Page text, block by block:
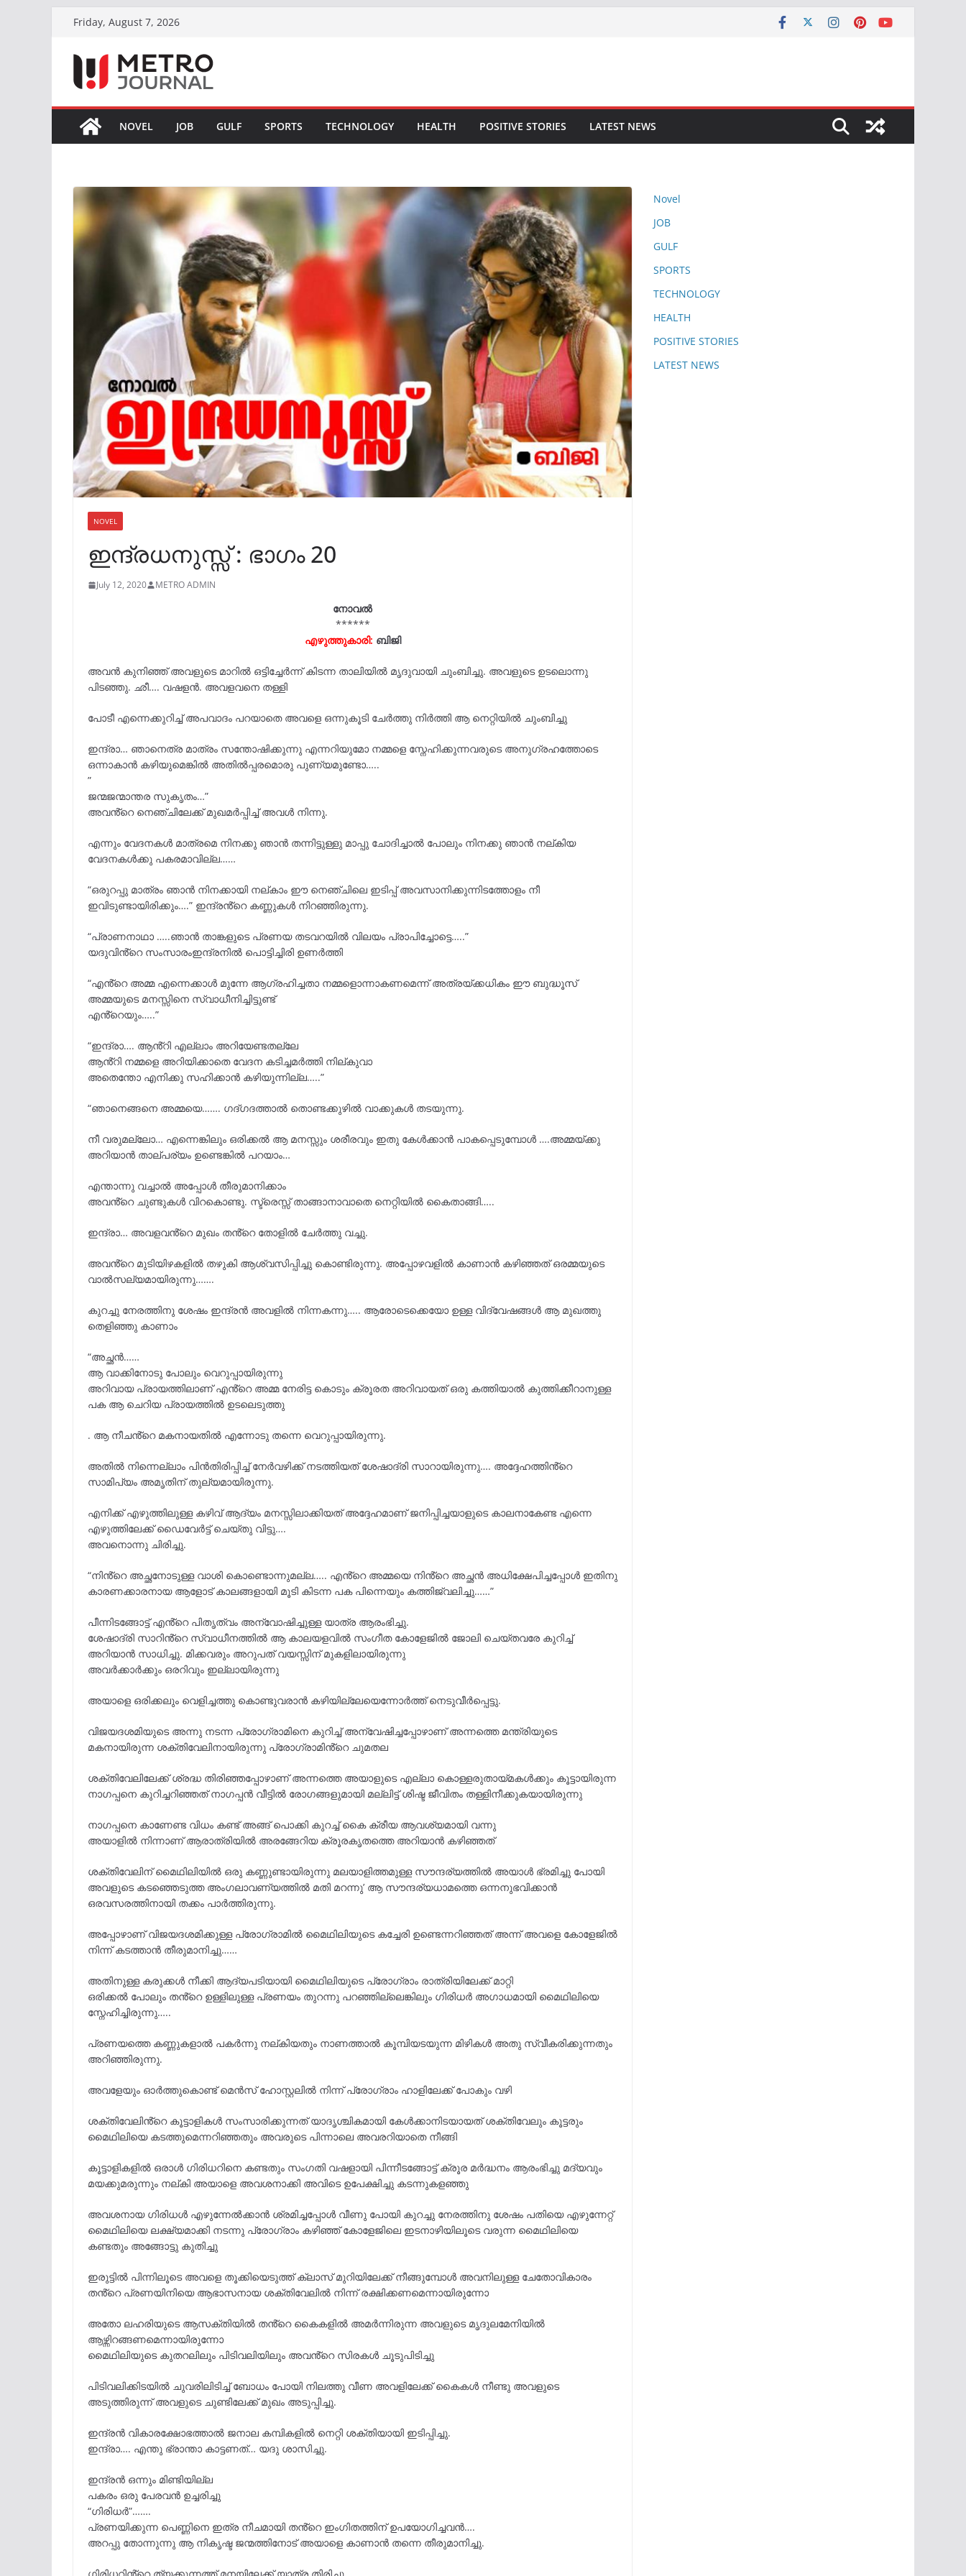
content
Friday, August 7, 2026
NOVEL JOB GULF SPORTS TECHNOLOGY HEALTH POSITIVE STORIES LATEST NEWS
NOVEL
ഇന്ദ്രധനുസ്സ് : ഭാഗം 20
July 12, 2020 METRO ADMIN
നോവൽ
******
എഴുത്തുകാരി: ബിജി
അവൻ കുനിഞ്ഞ് അവളുടെ മാറിൽ ഒട്ടിച്ചേർന്ന് കിടന്ന താലിയിൽ മൃദുവായി ചുംബിച്ചു. അവളുടെ ഉടലൊന്നു
പിടഞ്ഞു. ഛീ…. വഷളൻ. അവളവനെ തള്ളി
പോടീ എന്നെക്കുറിച്ച് അപവാദം പറയാതെ അവളെ ഒന്നുകൂടി ചേർത്തു നിർത്തി ആ നെറ്റിയിൽ ചുംബിച്ചു
ഇന്ദ്രാ… ഞാനെത്ര മാത്രം സന്തോഷിക്കുന്നു എന്നറിയുമോ നമ്മളെ സ്നേഹിക്കുന്നവരുടെ അനുഗ്രഹത്തോടെ
ഒന്നാകാൻ കഴിയുമെങ്കിൽ അതിൽപ്പരമൊരു പുണ്യമുണ്ടോ…..
”
ജന്മജന്മാന്തര സുകൃതം…”
അവൻ്റെ നെഞ്ചിലേക്ക് മുഖമർപ്പിച്ച് അവൾ നിന്നു.
എന്നും വേദനകൾ മാത്രമെ നിനക്കു ഞാൻ തന്നിട്ടുള്ളു മാപ്പു ചോദിച്ചാൽ പോലും നിനക്കു ഞാൻ നല്കിയ
വേദനകൾക്കു പകരമാവില്ല……
“ഒരുറപ്പു മാത്രം ഞാൻ നിനക്കായി നല്കാം ഈ നെഞ്ചിലെ ഇടിപ്പ് അവസാനിക്കുന്നിടത്തോളം നീ
ഇവിടുണ്ടായിരിക്കും….” ഇന്ദ്രൻ്റെ കണ്ണുകൾ നിറഞ്ഞിരുന്നു.
“പ്രാണനാഥാ …..ഞാൻ താങ്കളുടെ പ്രണയ തടവറയിൽ വിലയം പ്രാപിച്ചോട്ടെ…..”
യദുവിൻ്റെ സംസാരംഇന്ദ്രനിൽ പൊട്ടിച്ചിരി ഉണർത്തി
“എൻ്റെ അമ്മ എന്നെക്കാൾ മുന്നേ ആഗ്രഹിച്ചതാ നമ്മളൊന്നാകണമെന്ന് അത്രയ്ക്കധികം ഈ ബുദ്ധൂസ്
അമ്മയുടെ മനസ്സിനെ സ്വാധീനിച്ചിട്ടുണ്ട്
എൻ്റെയും…..”
“ഇന്ദ്രാ…. ആൻ്റി എല്ലാം അറിയേണ്ടതല്ലേ
ആൻ്റി നമ്മളെ അറിയിക്കാതെ വേദന കടിച്ചമർത്തി നില്കുവാ
അതെന്തോ എനിക്കു സഹിക്കാൻ കഴിയുന്നില്ല…..”
“ഞാനെങ്ങനെ അമ്മയെ……. ഗദ്ഗദത്താൽ തൊണ്ടക്കുഴിൽ വാക്കുകൾ തടയുന്നു.
നീ വരുമല്ലോ… എന്നെങ്കിലും ഒരിക്കൽ ആ മനസ്സും ശരീരവും ഇതു കേൾക്കാൻ പാകപ്പെടുമ്പോൾ ….അമ്മയ്ക്കു
അറിയാൻ താല്പര്യം ഉണ്ടെങ്കിൽ പറയാം…
എന്താന്നു വച്ചാൽ അപ്പോൾ തീരുമാനിക്കാം
അവൻ്റെ ചുണ്ടുകൾ വിറകൊണ്ടു. സ്ട്രെസ്സ് താങ്ങാനാവാതെ നെറ്റിയിൽ കൈതാങ്ങി…..
ഇന്ദ്രാ… അവളവൻ്റെ മുഖം തൻ്റെ തോളിൽ ചേർത്തു വച്ചു.
അവൻ്റെ മുടിയിഴകളിൽ തഴുകി ആശ്വസിപ്പിച്ചു കൊണ്ടിരുന്നു. അപ്പോഴവളിൽ കാണാൻ കഴിഞ്ഞത് ഒരമ്മയുടെ
വാൽസല്യമായിരുന്നു…….
കുറച്ചു നേരത്തിനു ശേഷം ഇന്ദ്രൻ അവളിൽ നിന്നകന്നു….. ആരോടെക്കെയോ ഉള്ള വിദ്വേഷങ്ങൾ ആ മുഖത്തു
തെളിഞ്ഞു കാണാം
“അച്ഛൻ……
ആ വാക്കിനോടു പോലും വെറുപ്പായിരുന്നു
അറിവായ പ്രായത്തിലാണ് എൻ്റെ അമ്മ നേരിട്ട കൊടും ക്രൂരത അറിവായത് ഒരു കത്തിയാൽ കുത്തിക്കീറാനുള്ള
പക ആ ചെറിയ പ്രായത്തിൽ ഉടലെടുത്തു
. ആ നീചൻ്റെ മകനായതിൽ എന്നോടു തന്നെ വെറുപ്പായിരുന്നു.
അതിൽ നിന്നെല്ലാം പിൻതിരിപ്പിച്ച് നേർവഴിക്ക് നടത്തിയത് ശേഷാദ്രി സാറായിരുന്നു…. അദ്ദേഹത്തിൻ്റെ
സാമിപ്യം അമൃതിന് തുല്യമായിരുന്നു.
എനിക്ക് എഴുത്തിലുള്ള കഴിവ് ആദ്യം മനസ്സിലാക്കിയത് അദ്ദേഹമാണ് ജനിപ്പിച്ചയാളുടെ കാലനാകേണ്ട എന്നെ
എഴുത്തിലേക്ക് ഡൈവേർട്ട് ചെയ്തു വിട്ടു….
അവനൊന്നു ചിരിച്ചു.
“നിൻ്റെ അച്ഛനോടുള്ള വാശി കൊണ്ടൊന്നുമല്ല….. എൻ്റെ അമ്മയെ നിൻ്റെ അച്ഛൻ അധിക്ഷേപിച്ചപ്പോൾ ഇതിനു
കാരണക്കാരനായ ആളോട് കാലങ്ങളായി മൂടി കിടന്ന പക പിന്നെയും കത്തിജ്വലിച്ചു……”
പീന്നിടങ്ങോട്ട് എൻ്റെ പിതൃത്വം അന്വോഷിച്ചുള്ള യാത്ര ആരംഭിച്ചു.
ശേഷാദ്രി സാറിൻ്റെ സ്വാധീനത്തിൽ ആ കാലയളവിൽ സംഗീത കോളേജിൽ ജോലി ചെയ്തവരേ കുറിച്ച്
അറിയാൻ സാധിച്ചു. മിക്കവരും അറുപത് വയസ്സിന് മുകളിലായിരുന്നു
അവർക്കാർക്കും ഒരറിവും ഇല്ലായിരുന്നു
അയാളെ ഒരിക്കലും വെളിച്ചത്തു കൊണ്ടുവരാൻ കഴിയില്ലേയെന്നോർത്ത് നെടുവീർപ്പെട്ടു.
വിജയദശമിയുടെ അന്നു നടന്ന പ്രോഗ്രാമിനെ കുറിച്ച് അന്വേഷിച്ചപ്പോഴാണ് അന്നത്തെ മന്ത്രിയുടെ
മകനായിരുന്ന ശക്തിവേലിനായിരുന്നു പ്രോഗ്രാമിൻ്റെ ചുമതല
ശക്തിവേലിലേക്ക് ശ്രദ്ധ തിരിഞ്ഞപ്പോഴാണ് അന്നത്തെ അയാളുടെ എല്ലാ കൊള്ളരുതായ്മകൾക്കും കൂട്ടായിരുന്ന
നാഗപ്പനെ കുറിച്ചറിഞ്ഞത് നാഗപ്പൻ വീട്ടിൽ രോഗങ്ങളുമായി മല്ലിട്ട് ശിഷ്ട ജീവിതം തള്ളിനീക്കുകയായിരുന്നു
നാഗപ്പനെ കാണേണ്ട വിധം കണ്ട് അങ്ങ് പൊക്കി കുറച്ച് കൈ ക്രീയ ആവശ്യമായി വന്നു
അയാളിൽ നിന്നാണ് ആരാത്രിയിൽ അരങ്ങേറിയ ക്രൂരകൃതത്തെ അറിയാൻ കഴിഞ്ഞത്
ശക്തിവേലിന് മൈഥിലിയിൽ ഒരു കണ്ണുണ്ടായിരുന്നു മലയാളിത്തമുള്ള സൗന്ദര്യത്തിൽ അയാൾ ഭ്രമിച്ചു പോയി
അവളുടെ കടഞ്ഞെടുത്ത അംഗലാവണ്യത്തിൽ മതി മറന്നു’ ആ സൗന്ദര്യധാമത്തെ ഒന്നനുഭവിക്കാൻ
ഒരവസരത്തിനായി തക്കം പാർത്തിരുന്നു.
അപ്പോഴാണ് വിജയദശമിക്കുള്ള പ്രോഗ്രാമിൽ മൈഥിലിയുടെ കച്ചേരി ഉണ്ടെന്നറിഞ്ഞത് അന്ന് അവളെ കോളേജിൽ
നിന്ന് കടത്താൻ തീരുമാനിച്ചു……
അതിനുള്ള കരുക്കൾ നീക്കി ആദ്യപടിയായി മൈഥിലിയുടെ പ്രോഗ്രാം രാത്രിയിലേക്ക് മാറ്റി
ഒരിക്കൽ പോലും തൻ്റെ ഉള്ളിലുള്ള പ്രണയം തുറന്നു പറഞ്ഞില്ലെങ്കിലും ഗിരിധർ അഗാധമായി മൈഥിലിയെ
സ്നേഹിച്ചിരുന്നു…..
പ്രണയത്തെ കണ്ണുകളാൽ പകർന്നു നല്കിയതും നാണത്താൽ കൂമ്പിയടയുന്ന മിഴികൾ അതു സ്വീകരിക്കുന്നതും
അറിഞ്ഞിരുന്നു.
അവളേയും ഓർത്തുകൊണ്ട് മെൻസ് ഹോസ്റ്റലിൽ നിന്ന് പ്രോഗ്രാം ഹാളിലേക്ക് പോകും വഴി
ശക്തിവേലിൻ്റെ കൂട്ടാളികൾ സംസാരിക്കുന്നത് യാദൃശ്ചികമായി കേൾക്കാനിടയായത് ശക്തിവേലും കൂട്ടരും
മൈഥിലിയെ കടത്തുമെന്നറിഞ്ഞതും അവരുടെ പിന്നാലെ അവരറിയാതെ നീങ്ങി
കൂട്ടാളികളിൽ ഒരാൾ ഗിരിധറിനെ കണ്ടതും സംഗതി വഷളായി പിന്നീടങ്ങോട്ട് ക്രൂര മർദ്ധനം ആരംഭിച്ചു മദ്യവും
മയക്കുമരുന്നും നല്കി അയാളെ അവശനാക്കി അവിടെ ഉപേക്ഷിച്ചു കടന്നുകളഞ്ഞു
അവശനായ ഗിരിധൾ എഴുന്നേൽക്കാൻ ശ്രമിച്ചപ്പോൾ വീണു പോയി കുറച്ചു നേരത്തിനു ശേഷം പതിയെ എഴുന്നേറ്റ്
മൈഥിലിയെ ലക്ഷ്യമാക്കി നടന്നു പ്രോഗ്രാം കഴിഞ്ഞ് കോളേജിലെ ഇടനാഴിയിലൂടെ വരുന്ന മൈഥിലിയെ
കണ്ടതും അങ്ങോട്ടു കുതിച്ചു
ഇരുട്ടിൽ പിന്നിലൂടെ അവളെ തൂക്കിയെടുത്ത് ക്ലാസ് മുറിയിലേക്ക് നീങ്ങുമ്പോൾ അവനിലുള്ള ചേതോവികാരം
തൻ്റെ പ്രണയിനിയെ ആഭാസനായ ശക്തിവേലിൽ നിന്ന് രക്ഷിക്കണമെന്നായിരുന്നോ
അതോ ലഹരിയുടെ ആസക്തിയിൽ തൻ്റെ കൈകളിൽ അമർന്നിരുന്ന അവളുടെ മൃദുലമേനിയിൽ
ആഴ്ന്നിറങ്ങണമെന്നായിരുന്നോ
മൈഥിലിയുടെ കുതറലിലും പിടിവലിയിലും അവൻ്റെ സിരകൾ ചൂടുപിടിച്ചു
പിടിവലിക്കിടയിൽ ചുവരിലിടിച്ച് ബോധം പോയി നിലത്തു വീണ അവളിലേക്ക് കൈകൾ നീണ്ടു അവളുടെ
അടുത്തിരുന്ന് അവളുടെ ചുണ്ടിലേക്ക് മുഖം അടുപ്പിച്ചു.
ഇന്ദ്രൻ വികാരക്ഷോഭത്താൽ ജനാല കമ്പികളിൽ നെറ്റി ശക്തിയായി ഇടിപ്പിച്ചു.
ഇന്ദ്രാ…. എന്തു ഭ്രാന്താ കാട്ടണത്… യദു ശാസിച്ചു.
ഇന്ദ്രൻ ഒന്നും മിണ്ടിയില്ല
പകരം ഒരു പേരവൻ ഉച്ചരിച്ചു
“ഗിരിധർ”…….
പ്രണയിക്കുന്ന പെണ്ണിനെ ഇത്ര നീചമായി തൻ്റെ ഇംഗിതത്തിന് ഉപയോഗിച്ചവൻ….
അറപ്പു തോന്നുന്നു ആ നികൃഷ്ട ജന്മത്തിനോട് അയാളെ കാണാൻ തന്നെ തീരുമാനിച്ചു.
Novel
JOB
GULF
SPORTS
TECHNOLOGY
HEALTH
POSITIVE STORIES
LATEST NEWS